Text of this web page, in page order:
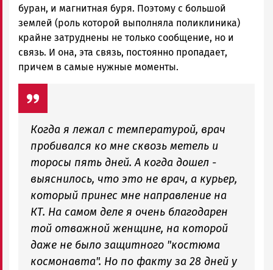
буран, и магнитная буря. Поэтому с большой
землей (роль которой выполняла поликлиника)
крайне затруднены не только сообщение, но и
связь. И она, эта связь, постоянно пропадает,
причем в самые нужные моменты.
Когда я лежал с температурой, врач
пробивался ко мне сквозь метель и
торосы пять дней. А когда дошел -
выяснилось, что это не врач, а курьер,
который принес мне направление на
КТ. На самом деле я очень благодарен
той отважной женщине, на которой
даже не было защитного "костюма
космонавта". Но по факту за 28 дней у